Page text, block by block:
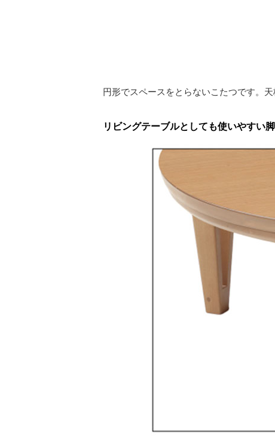
円形でスペースをとらないこたつです。
リビングテーブルとしても使いやすい